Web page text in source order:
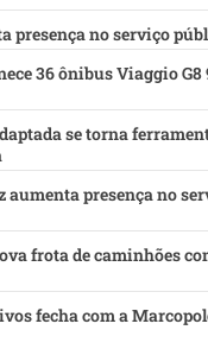
presença no serviço
36 ônibus Viaggio G8
se torna
aumenta presença no
frota de caminhões
fecha com a